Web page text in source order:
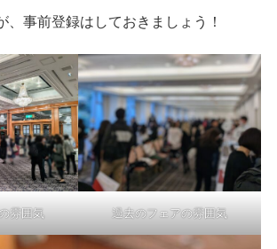
、事前登録はしておきましょう！
雰囲気 過去のフェアの雰囲気